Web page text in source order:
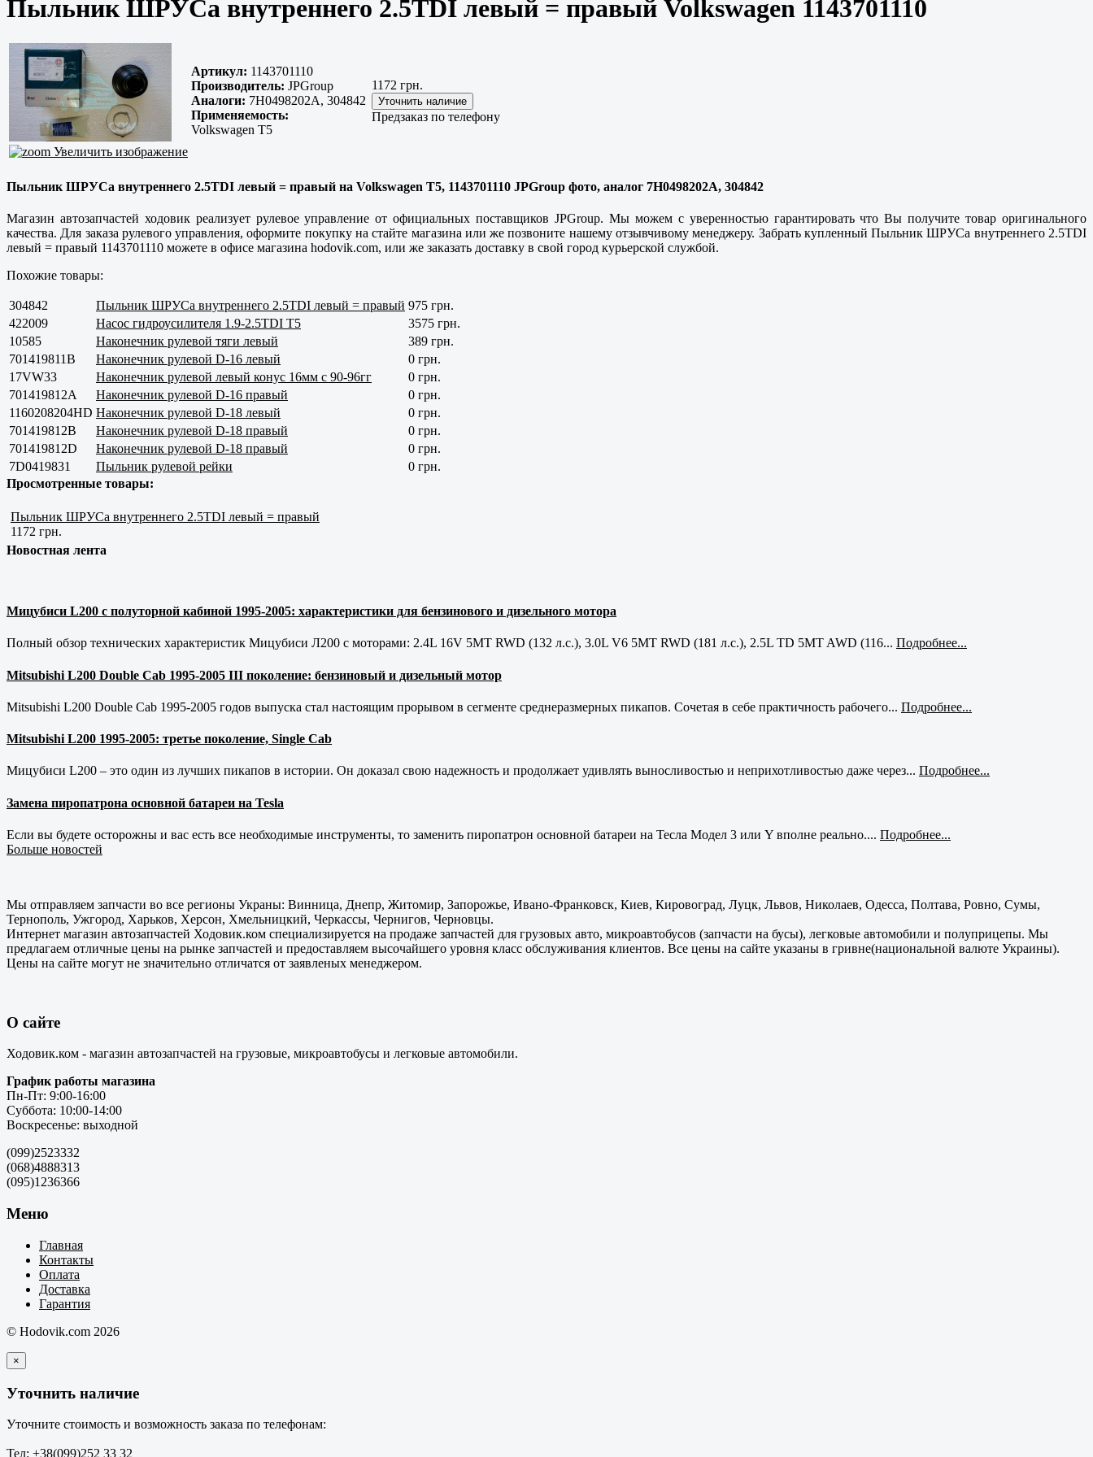
Пыльник ШРУСа внутреннего 2.5TDI левый = правый Volkswagen 1143701110
Увеличить изображение
Артикул: 1143701110
Производитель: JPGroup
Аналоги: 7H0498202A, 304842
Применяемость:
Volkswagen T5
1172 грн.
Предзаказ по телефону
Пыльник ШРУСа внутреннего 2.5TDI левый = правый на Volkswagen T5, 1143701110 JPGroup фото, аналог 7H0498202A, 304842
Магазин автозапчастей ходовик реализует рулевое управление от официальных поставщиков JPGroup. Мы можем с уверенностью гарантировать что Вы получите товар оригинального
качества. Для заказа рулевого управления, оформите покупку на стайте магазина или же позвоните нашему отзывчивому менеджеру. Забрать купленный Пыльник ШРУСа внутреннего 2.5TDI
левый = правый 1143701110 можете в офисе магазина hodovik.com, или же заказать доставку в свой город курьерской службой.
Похожие товары:
304842 Пыльник ШРУСа внутреннего 2.5TDI левый = правый 975 грн.
422009
Насос гидроусилителя 1.9-2.5TDI T5
3575 грн.
10585
Наконечник рулевой тяги левый
389 грн.
701419811B
Наконечник рулевой D-16 левый
0 грн.
17VW33
Наконечник рулевой левый конус 16мм с 90-96гг
0 грн.
701419812А
Наконечник рулевой D-16 правый
0 грн.
1160208204HD Наконечник рулевой D-18 левый
0 грн.
701419812B
Наконечник рулевой D-18 правый
0 грн.
701419812D
Наконечник рулевой D-18 правый
0 грн.
7D0419831
Пыльник рулевой рейки
0 грн.
Просмотренные товары:
Пыльник ШРУСа внутреннего 2.5TDI левый = правый
1172 грн.
Новостная лента
Мицубиси L200 с полуторной кабиной 1995-2005: характеристики для бензинового и дизельного мотора
Полный обзор технических характеристик Мицубиси Л200 с моторами: 2.4L 16V 5MT RWD (132 л.с.), 3.0L V6 5MT RWD (181 л.с.), 2.5L TD 5MT AWD (116... Подробнее...
Mitsubishi L200 Double Cab 1995-2005 III поколение: бензиновый и дизельный мотор
Mitsubishi L200 Double Cab 1995-2005 годов выпуска стал настоящим прорывом в сегменте среднеразмерных пикапов. Сочетая в себе практичность рабочего... Подробнее...
Mitsubishi L200 1995-2005: третье поколение, Single Cab
Мицубиси L200 – это один из лучших пикапов в истории. Он доказал свою надежность и продолжает удивлять выносливостью и неприхотливостью даже через... Подробнее...
Замена пиропатрона основной батареи на Tesla
Если вы будете осторожны и вас есть все необходимые инструменты, то заменить пиропатрон основной батареи на Тесла Модел 3 или Y вполне реально.... Подробнее...
Больше новостей
Мы отправляем запчасти во все регионы Украны: Винница, Днепр, Житомир, Запорожье, Ивано-Франковск, Киев, Кировоград, Луцк, Львов, Николаев, Одесса, Полтава, Ровно, Сумы,
Тернополь, Ужгород, Харьков, Херсон, Хмельницкий, Черкассы, Чернигов, Черновцы.
Интернет магазин автозапчастей Ходовик.ком специализируется на продаже запчастей для грузовых авто, микроавтобусов (запчасти на бусы), легковые автомобили и полуприцепы. Мы
предлагаем отличные цены на рынке запчастей и предоставляем высочайшего уровня класс обслуживания клиентов. Все цены на сайте указаны в гривне(национальной валюте Украины).
Цены на сайте могут не значительно отличатся от заявленых менеджером.
О сайте
Ходовик.ком - магазин автозапчастей на грузовые, микроавтобусы и легковые автомобили.
График работы магазина
Пн-Пт: 9:00-16:00
Суббота: 10:00-14:00
Воскресенье: выходной
(099)2523332
(068)4888313
(095)1236366
Меню
Главная
Контакты
Оплата
Доставка
Гарантия
© Hodovik.com 2026
×
Уточнить наличие
Уточните стоимость и возможность заказа по телефонам:
Тел: +38(099)252 33 32